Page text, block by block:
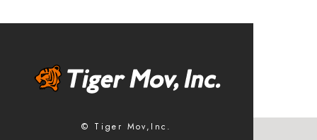
© Tiger Mov,Inc.